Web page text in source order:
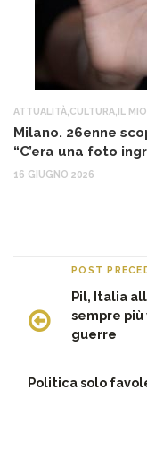
ATTUALITÀ CULTURA IL
Milano. 26enne
“C’era una foto
16 GIUGNO 2026
POST
Pil, Italia
sempre più
guerre
Politica solo